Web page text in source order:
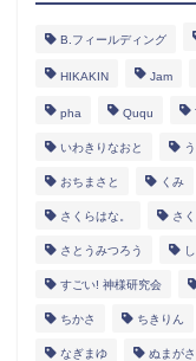
B.フィールディング
HIKAKIN Jam
pha Ququ
いわきりなおと
おちまさと くみ
さくらはな。 さ
さとうみつろう
すごい! 神様研究会
ちかさ ちきりん
なぎまゆ ぬまが